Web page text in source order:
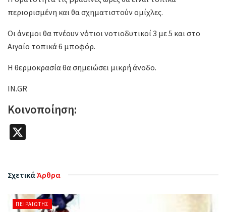
περιορισμένη και θα σχηματιστούν ομίχλες.
Οι άνεμοι θα πνέουν νότιοι νοτιοδυτικοί 3 με 5 και στο
Αιγαίο τοπικά 6 μποφόρ.
Η θερμοκρασία θα σημειώσει μικρή άνοδο.
IN.GR
Κοινοποίηση:
ΣχετικάΆρθρα
ΠΕΙΡΑΙΏΤΗΣ